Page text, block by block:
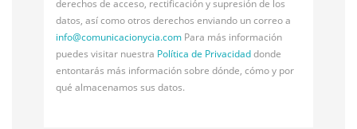
derechos de acceso, rectificación y supresión de los
datos, así como otros derechos enviando un correo a
info@comunicacionycia.com Para más información
puedes visitar nuestra Política de Privacidaddonde
entontarás más información sobre dónde, cómo y por
qué almacenamos sus datos.